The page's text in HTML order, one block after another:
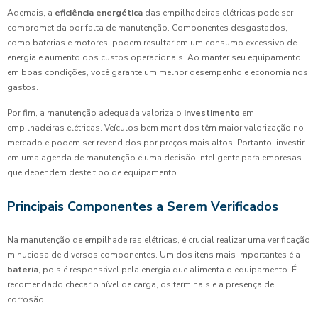
Ademais, a eficiência energética das empilhadeiras elétricas pode ser
comprometida por falta de manutenção. Componentes desgastados,
como baterias e motores, podem resultar em um consumo excessivo de
energia e aumento dos custos operacionais. Ao manter seu equipamento
em boas condições, você garante um melhor desempenho e economia nos
gastos.
Por fim, a manutenção adequada valoriza o investimento em
empilhadeiras elétricas. Veículos bem mantidos têm maior valorização no
mercado e podem ser revendidos por preços mais altos. Portanto, investir
em uma agenda de manutenção é uma decisão inteligente para empresas
que dependem deste tipo de equipamento.
Principais Componentes a Serem Verificados
Na manutenção de empilhadeiras elétricas, é crucial realizar uma verificação
minuciosa de diversos componentes. Um dos itens mais importantes é a
bateria, pois é responsável pela energia que alimenta o equipamento. É
recomendado checar o nível de carga, os terminais e a presença de
corrosão.